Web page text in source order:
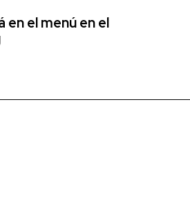
en el menú en el